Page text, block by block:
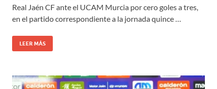
Real Jaén CF ante el UCAM Murcia por cero goles a tres,
en el partido correspondiente a la jornada quince …
LEER MÁS